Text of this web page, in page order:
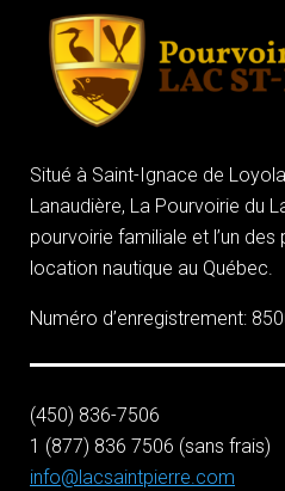
Situé à Saint-Ignace de
Lanaudière, La Pourvoirie du
pourvoirie familiale et l’un
location nautique au Québec.
Numéro d’enregistrement:
(450) 836-7506
1 (877) 836 7506 (sans frais)
info@lacsaintpierre.com